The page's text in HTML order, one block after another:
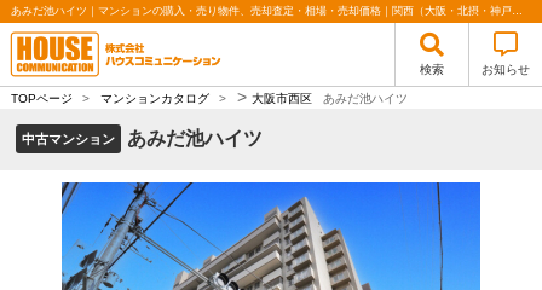
あみだ池ハイツ｜マンションの購入・売り物件、売却査定・相場・売却価格｜関西（大阪・北摂・神戸）・関東（東京）で不動産の購入・売却、注文住宅、リノベーションの事なら株式会社ハウスコミュニケーション
検索 お知らせ
TOPページ > マンションカタログ > > 大阪市西区 あみだ池ハイツ
中古マンション あみだ池ハイツ